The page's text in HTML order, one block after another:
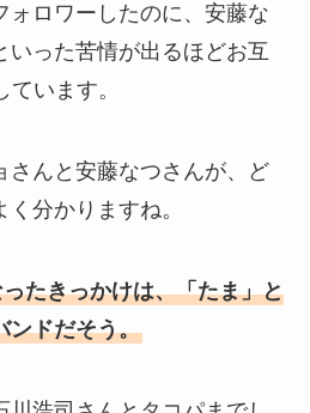
ォロワーしたのに、安藤な
いった苦情が出るほどお互
います。
さんと安藤なつさんが、ど
分かりますね。
たきっかけは、「たま」と
ンドだそう。